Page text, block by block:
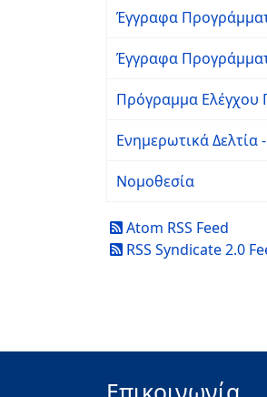
Έγγραφα
Έγγραφα
Πρόγραμμα Ελέγχου
Ενημερωτικά Δελτία
Νομοθεσία
Atom RSS Feed
RSS Syndicate 2.0